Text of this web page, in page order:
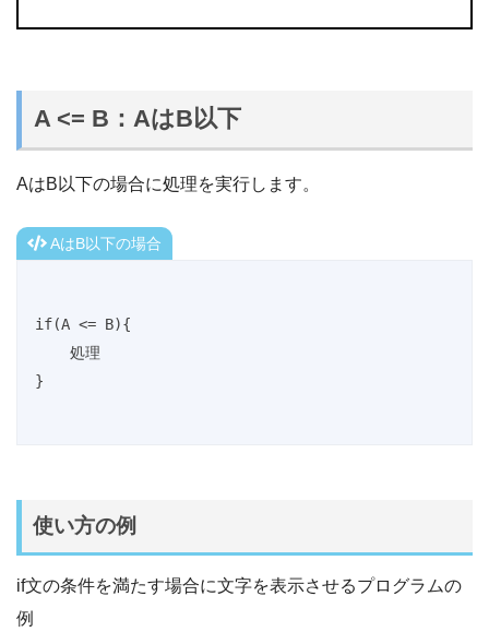
A <= B：AはB以下
AはB以下の場合に処理を実行します。
AはB以下の場合
if(A <= B){
}
使い方の例
if文の条件を満たす場合に文字を表示させるプログラムの
例